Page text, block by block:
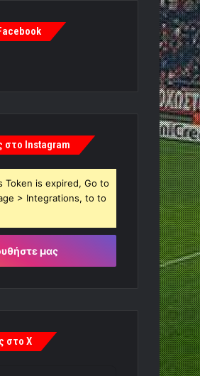
στο Instagram
Token is expired, Go to
> Integrations, to to
μας
στο X